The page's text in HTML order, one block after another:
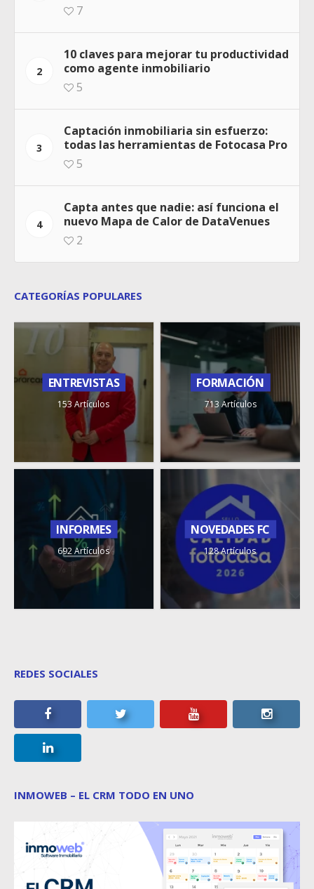
7
2
10 claves para mejorar tu productividad
como agente inmobiliario
5
3
Captación inmobiliaria sin esfuerzo:
todas las herramientas de Fotocasa Pro
5
4
Capta antes que nadie: así funciona el
nuevo Mapa de Calor de DataVenues
2
CATEGORÍAS POPULARES
ENTREVISTAS
153 Artículos
FORMACIÓN
713 Artículos
INFORMES
692 Artículos
NOVEDADES FC
128 Artículos
REDES SOCIALES
INMOWEB – EL CRM TODO EN UNO